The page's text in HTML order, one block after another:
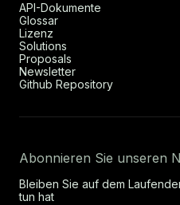
API-Dokumente
Glossar
Lizenz
Solutions
Proposals
Newsletter
Github Repository
Abonnieren Sie unseren
Bleiben Sie auf dem
tun hat